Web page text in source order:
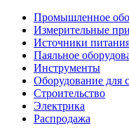
Промышленное
Измерительные
Источники
Паяльное
Инструменты
Оборудование для
Строительство
Электрика
Распродажа